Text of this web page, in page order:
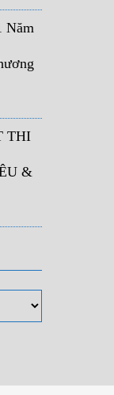
Năm
THI
&